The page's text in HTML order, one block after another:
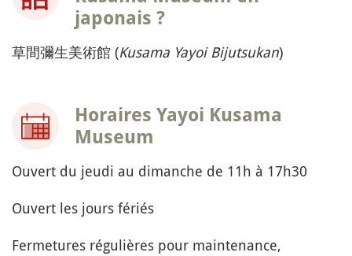
japonais ?
草間彌生美術館 (Kusama Yayoi Bijutsukan)
Horaires Yayoi Kusama
Museum
Ouvert du jeudi au dimanche de 11h à 17h30
Ouvert les jours fériés
Fermetures régulières pour maintenance,